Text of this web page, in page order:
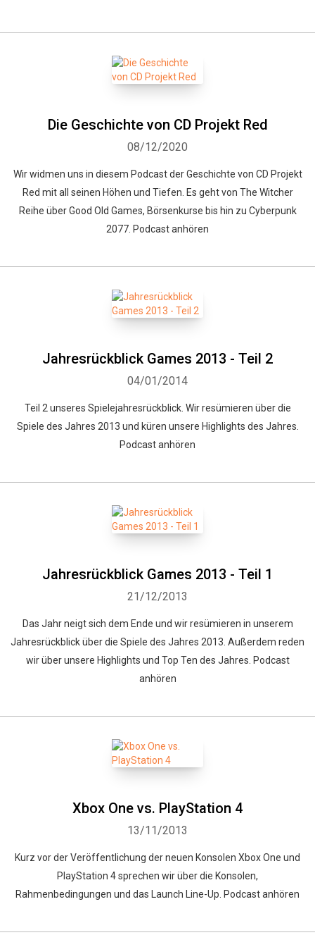
Die Geschichte von CD Projekt Red
08/12/2020
Wir widmen uns in diesem Podcast der Geschichte von CD Projekt
Red mit all seinen Höhen und Tiefen. Es geht von The Witcher
Reihe über Good Old Games, Börsenkurse bis hin zu Cyberpunk
2077. Podcast anhören
Jahresrückblick Games 2013 - Teil 2
04/01/2014
Teil 2 unseres Spielejahresrückblick. Wir resümieren über die
Spiele des Jahres 2013 und küren unsere Highlights des Jahres.
Podcast anhören
Jahresrückblick Games 2013 - Teil 1
21/12/2013
Das Jahr neigt sich dem Ende und wir resümieren in unserem
Jahresrückblick über die Spiele des Jahres 2013. Außerdem reden
wir über unsere Highlights und Top Ten des Jahres. Podcast
anhören
Xbox One vs. PlayStation 4
13/11/2013
Kurz vor der Veröffentlichung der neuen Konsolen Xbox One und
PlayStation 4 sprechen wir über die Konsolen,
Rahmenbedingungen und das Launch Line-Up. Podcast anhören